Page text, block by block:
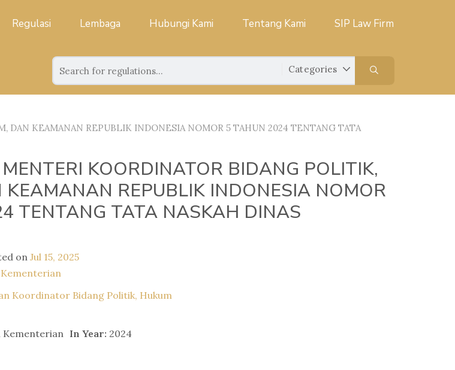
Regulasi Lembaga Hubungi Kami Tentang Kami SIP Law Firm
DAN KEAMANAN REPUBLIK INDONESIA NOMOR 5 TAHUN 2024 TENTANG TATA
KOORDINATOR BIDANG POLITIK,
KEAMANAN REPUBLIK INDONESIA NOMOR
TENTANG TATA NASKAH DINAS
on Jul 15, 2025
Koordinator Bidang Politik, Hukum
Kementerian In Year: 2024